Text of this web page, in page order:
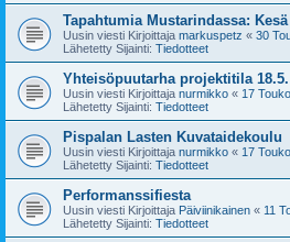
Tapahtumia Mustarindassa:
Uusin viesti Kirjoittaja markuspetz « 30
Lähetetty Sijainti: Tiedotteet
Yhteisöpuutarha projektitila 18.5.
Uusin viesti Kirjoittaja nurmikko « 17
Lähetetty Sijainti: Tiedotteet
Pispalan Lasten Kuvataidekoulu
Uusin viesti Kirjoittaja nurmikko « 17
Lähetetty Sijainti: Tiedotteet
Performanssifiesta
Uusin viesti Kirjoittaja Päiviinikainen « 11
Lähetetty Sijainti: Tiedotteet